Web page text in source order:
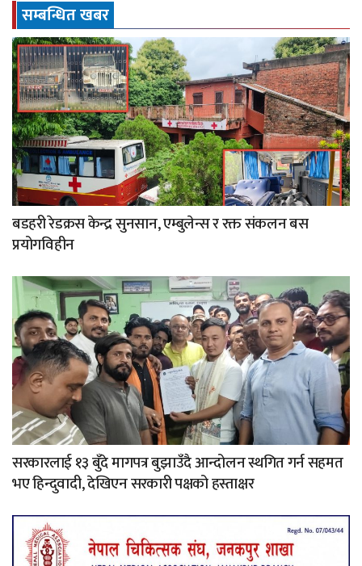
सम्बन्धित खबर
बडहरी रेडक्रस केन्द्र सुनसान, एम्बुलेन्स र रक्त संकलन बस
प्रयोगविहीन
सरकारलाई १३ बुँदे मागपत्र बुझाउँदै आन्दोलन स्थगित गर्न सहमत
भए हिन्दुवादी, देखिएन सरकारी पक्षको हस्ताक्षर